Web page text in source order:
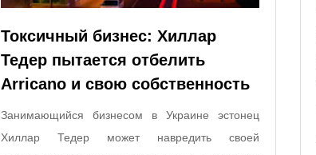
Токсичный бизнес: Хиллар
Тедер пытается отбелить
Arricano и свою собственность
Занимающийся бизнесом в Украине эстонец
Хиллар Тедер может навредить своей